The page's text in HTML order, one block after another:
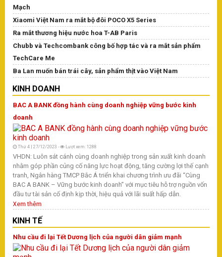
Mạch
Xiaomi Việt Nam ra mắt bộ đôi POCO X5 Series
Ra mắt thương hiệu nước hoa T-AB Paris
Chubb và Techcombank công bố hợp tác và ra mắt sản phẩm
TechCare Me
Ba Lan muốn bán trái cây, sản phẩm thịt vào Việt Nam
KINH DOANH
BAC A BANK đồng hành cùng doanh nghiệp vững bước kinh
doanh
Thứ 4 | 27/12/2023 - Lượt xem: 1288
VHDN: Luôn sát cánh cùng doanh nghiệp trong sản xuất kinh doanh
nhằm góp phần củng cố năng lực hoạt động, tăng cường lợi thế cạnh
tranh, Ngân hàng TMCP Bắc Á triển khai chương trình ưu đãi “Cùng
BAC A BANK – Vững bước kinh doanh” với mục tiêu hỗ trợ nguồn vốn
đầu tư tài sản cố định kịp thời, hiệu quả với lãi suất hấp dẫn.
Xem thêm
KINH TẾ
Nhu cầu đi lại Tết Dương lịch của người dân giảm mạnh